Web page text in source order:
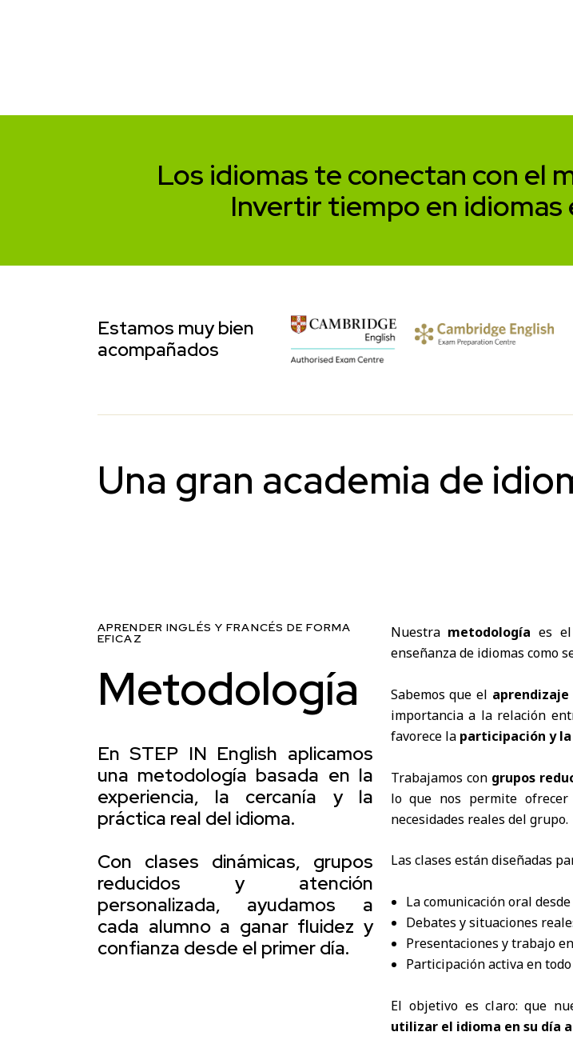
Los idiomas te conectan con el
Invertir tiempo en
Estamos muy bien
acompañados
Una gran academia de
APRENDER INGLÉS Y FRANCÉS DE FORMA
EFICAZ
Metodología
En STEP IN English aplicamos
una metodología basada en la
experiencia, la cercanía y la
práctica real del idioma.
Con clases dinámicas, grupos
reducidos y atención
personalizada, ayudamos a
cada alumno a ganar fluidez y
confianza desde el primer día.
Nuestra metodología es
enseñanza de idiomas como
Sabemos que el
importancia a la relación
favorece la participación y
Trabajamos con grupos
lo que nos permite
necesidades reales del grupo.
Las clases están diseñadas
La comunicación oral
Debates y situaciones
Presentaciones y trabajo
Participación activa en
El objetivo es claro: que
utilizar el idioma en su día